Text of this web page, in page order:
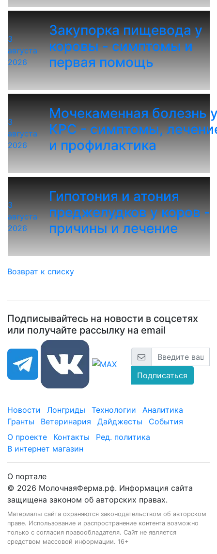
3
августа
2026
Закупорка пищевода у
коровы - симптомы и
первая помощь
3
августа
2026
Мочекаменная болезнь
КРС - симптомы,
и профилактика
3
августа
2026
Гипотония и атония
преджелудков у коров -
причины и лечение
Возврат к списку
Подписывайтесь на новости в соцсетях
или получайте рассылку на email
Подписаться
Новости Лонгриды Технологии
Аналитика
Гранты
Ветеринария Дайджесты
События
О проекте
Контакты
Ред. политика
В интернет магазин
О портале
© 2026 МолочнаяФерма.рф. Информация сайта
защищена законом об авторских правах.
Материалы сайта охраняются законодательством об авторском
праве. Использование и распространение контента возможно
только с согласия правообладателя. Сайт не является
средством массовой информации. 16+